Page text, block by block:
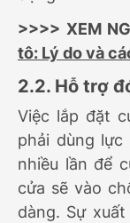
>>>> XEM
tô: Lý do và
2.2. Hỗ trợ
Việc lắp đặt
phải dùng
nhiều lần để
cửa sẽ vào
dàng. Sự